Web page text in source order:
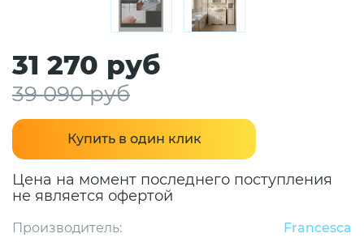
31 270 руб
39 090 руб
Купить в один клик
Цена на момент последнего поступления
не является офертой
Производитель:
Francesca